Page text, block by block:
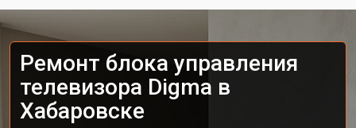
Ремонт блока управления
телевизора Digma в
Хабаровске